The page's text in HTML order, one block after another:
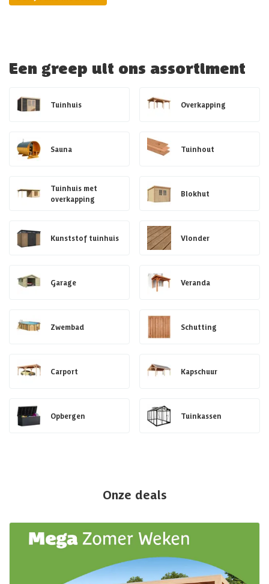
Een greep uit ons assortiment
Tuinhuis Overkapping
Sauna Tuinhout
Tuinhuis met
overkapping
Blokhut
Kunststof tuinhuis Vlonder
Garage Veranda
Zwembad Schutting
Carport Kapschuur
Opbergen Tuinkassen
Onze deals